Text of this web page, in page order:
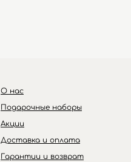
О нас
Подарочные наборы
Акции
Доставка и оплата
Гарантии и возврат